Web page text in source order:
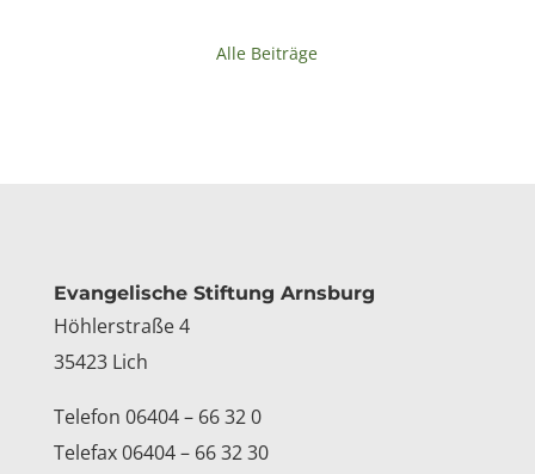
Alle Beiträge
Kontakt
Evangelische Stiftung Arnsburg
Höhlerstraße 4
35423 Lich
Telefon 06404 – 66 32 0
Telefax 06404 – 66 32 30